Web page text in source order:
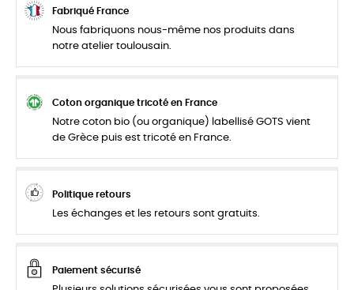
Fabriqué France
Nous fabriquons nous-même nos produits dans
notre atelier toulousain.
Coton organique tricoté en France
Notre coton bio (ou organique) labellisé GOTS vient
de Grèce puis est tricoté en France.
Politique retours
Les échanges et les retours sont gratuits.
Paiement sécurisé